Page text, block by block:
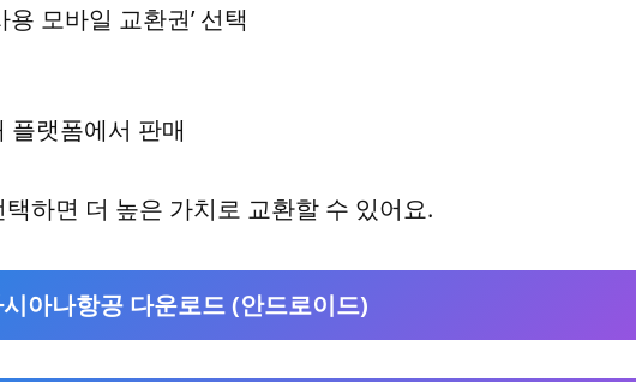
용 모바일 교환권’ 선택
플랫폼에서 판매
하면 더 높은 가치로 교환할 수 있어요.
아나항공 다운로드 (안드로이드)